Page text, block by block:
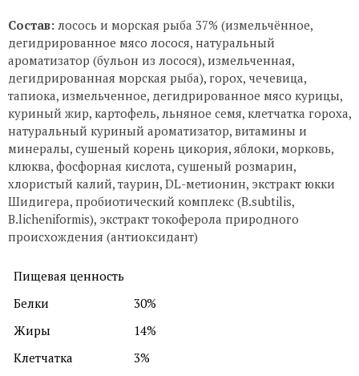
Состав: лосось и морская рыба 37% (измельчённое,
дегидрированное мясо лосося, натуральный
ароматизатор (бульон из лосося), измельченная,
дегидрированная морская рыба), горох, чечевица,
тапиока, измельченное, дегидрированное мясо курицы,
куриный жир, картофель, льняное семя, клетчатка гороха,
натуральный куриный ароматизатор, витамины и
минералы, сушеный корень цикория, яблоки, морковь,
клюква, фосфорная кислота, сушеный розмарин,
хлористый калий, таурин, DL-метионин, экстракт юкки
Шидигера, пробиотический комплекс (B.subtilis,
B.licheniformis), экстракт токоферола природного
происхождения (антиоксидант)
Пищевая ценность
Белки
30%
Жиры
14%
Клетчатка
3%